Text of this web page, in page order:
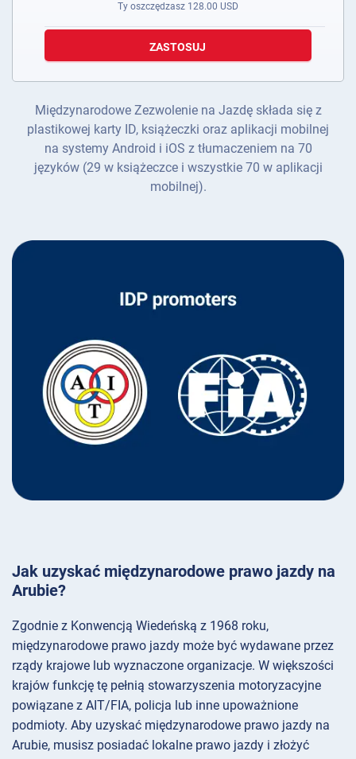
Ty oszczędzasz 128.00 USD
ZASTOSUJ
Międzynarodowe Zezwolenie na Jazdę składa się z
plastikowej karty ID, książeczki oraz aplikacji mobilnej
na systemy Android i iOS z tłumaczeniem na 70
języków (29 w książeczce i wszystkie 70 w aplikacji
mobilnej).
Jak uzyskać międzynarodowe prawo jazdy na
Arubie?
Zgodnie z Konwencją Wiedeńską z 1968 roku,
międzynarodowe prawo jazdy może być wydawane przez
rządy krajowe lub wyznaczone organizacje. W większości
krajów funkcję tę pełnią stowarzyszenia motoryzacyjne
powiązane z AIT/FIA, policja lub inne upoważnione
podmioty. Aby uzyskać międzynarodowe prawo jazdy na
Arubie, musisz posiadać lokalne prawo jazdy i złożyć